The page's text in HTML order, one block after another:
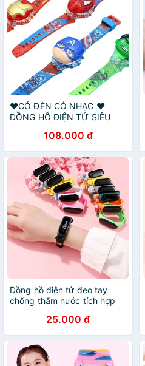
❤️CÓ ĐÈN CÓ NHẠC ❤️
ĐỒNG HỒ ĐIỆN TỬ SIÊU
108.000 đ
Đồng hồ điện tử đeo tay
chống thấm nước tích hợp
25.000 đ